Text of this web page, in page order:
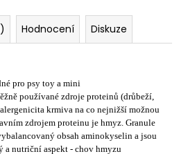
Hodnocení Diskuze
pro psy toy a mini
používané zdroje proteinů (drůbeží,
krmiva na co nejnižší možnou
zdrojem proteinu je hmyz. Granule
obsah aminokyselin a jsou
nutriční aspekt - chov hmyzu